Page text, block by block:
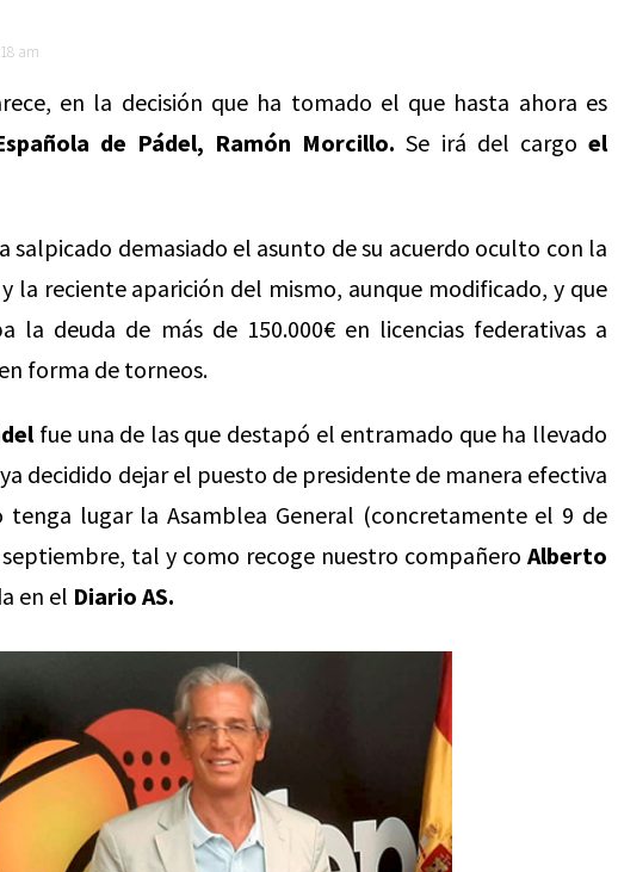
am
en la decisión que ha tomado el que hasta ahora es
de Pádel, Ramón Morcillo. Se irá del cargoel
salpicado demasiado el asunto de su acuerdo oculto con la
la reciente aparición del mismo, aunque modificado, y que
la deuda de más de 150.000€ en licencias federativas a
forma de torneos.
fue una de las que destapó el entramado que ha llevado
decidido dejar el puesto de presidente de manera efectiva
lugar la Asamblea General (concretamente el 9 de
tal y como recoge nuestro compañero Alberto
en el Diario AS.